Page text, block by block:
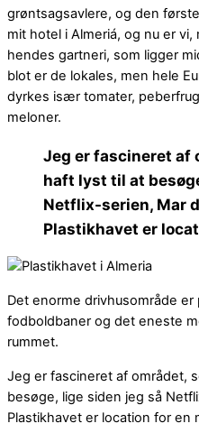
grøntsagsavlere, og den
mit hotel i Almeriá, og nu er
hendes gartneri, som ligger
blot er de lokales, men hele
dyrkes især tomater,
meloner.
Jeg er fascineret af
haft lyst til at
Netflix-serien, Mar
Plastikhavet er
Det enorme drivhusområde
fodboldbaner og det eneste
rummet.
Jeg er fascineret af området,
besøge, lige siden jeg så
Plastikhavet er location for en